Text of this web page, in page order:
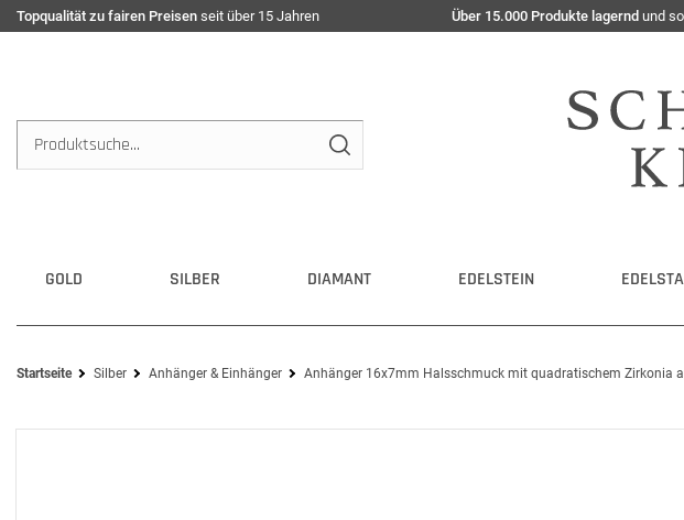
Topqualität zu fairen Preisen seit über 15 Jahren Über 15.000 Produkte lagernd und
GOLD SILBER DIAMANT EDELSTEIN
Startseite Silber Anhänger & Einhänger Anhänger 16x7mm Halsschmuck mit quadratischem Zirkonia